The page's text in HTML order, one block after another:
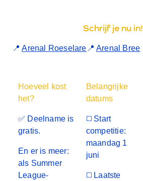
Schrijf je nu in!
📍Arenal Roeselare 📍Arenal Bree
Hoeveel kost
het?
✅ Deelname is
gratis.
En er is meer:
als Summer
League-
Belangrijke
datums
◻️ Start
competitie:
maandag 1
juni
◻️ Laatste